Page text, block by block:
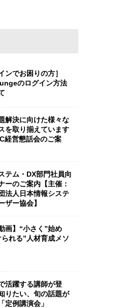
ンでお困りの方］
のログイン方法
解決に向けた様々な
を取り揃えています
経営懇話会のご案
テム・DX部門社員向
ーのご案内【主催：
法人日本情報システ
ザー協会】
画】“小さく”始め
れる”人材育成メソ
活躍する講師が登
たい、旬の話題が
定例講演会」